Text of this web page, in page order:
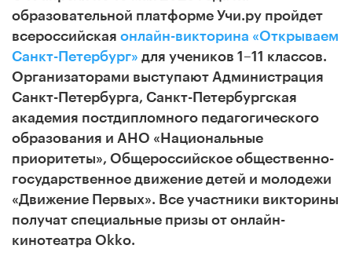
образовательной платформе Учи.ру пройдет
всероссийская онлайн-викторина «Открываем
Санкт-Петербург» для учеников 1–11 классов.
Организаторами выступают Администрация
Санкт-Петербурга, Санкт-Петербургская
академия постдипломного педагогического
образования и АНО «Национальные
приоритеты», Общероссийское общественно-
государственное движение детей и молодежи
«Движение Первых». Все участники викторины
получат специальные призы от онлайн-
кинотеатра Okko.